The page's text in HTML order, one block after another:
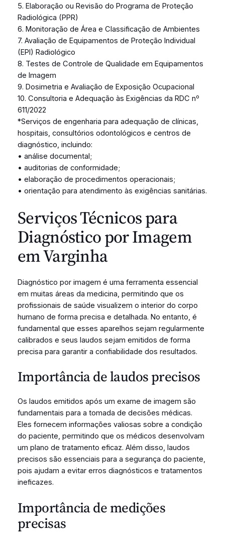
5. Elaboração ou Revisão do Programa de Proteção
Radiológica (PPR)
6. Monitoração de Área e Classificação de Ambientes
7. Avaliação de Equipamentos de Proteção Individual
(EPI) Radiológico
8. Testes de Controle de Qualidade em Equipamentos
de Imagem
9. Dosimetria e Avaliação de Exposição Ocupacional
10. Consultoria e Adequação às Exigências da RDC nº
611/2022
*Serviços de engenharia para adequação de clínicas,
hospitais, consultórios odontológicos e centros de
diagnóstico, incluindo:
• análise documental;
• auditorias de conformidade;
• elaboração de procedimentos operacionais;
• orientação para atendimento às exigências sanitárias.
Serviços Técnicos para
Diagnóstico por Imagem
em Varginha
Diagnóstico por imagem é uma ferramenta essencial
em muitas áreas da medicina, permitindo que os
profissionais de saúde visualizem o interior do corpo
humano de forma precisa e detalhada. No entanto, é
fundamental que esses aparelhos sejam regularmente
calibrados e seus laudos sejam emitidos de forma
precisa para garantir a confiabilidade dos resultados.
Importância de laudos precisos
Os laudos emitidos após um exame de imagem são
fundamentais para a tomada de decisões médicas.
Eles fornecem informações valiosas sobre a condição
do paciente, permitindo que os médicos desenvolvam
um plano de tratamento eficaz. Além disso, laudos
precisos são essenciais para a segurança do paciente,
pois ajudam a evitar erros diagnósticos e tratamentos
ineficazes.
Importância de medições
precisas